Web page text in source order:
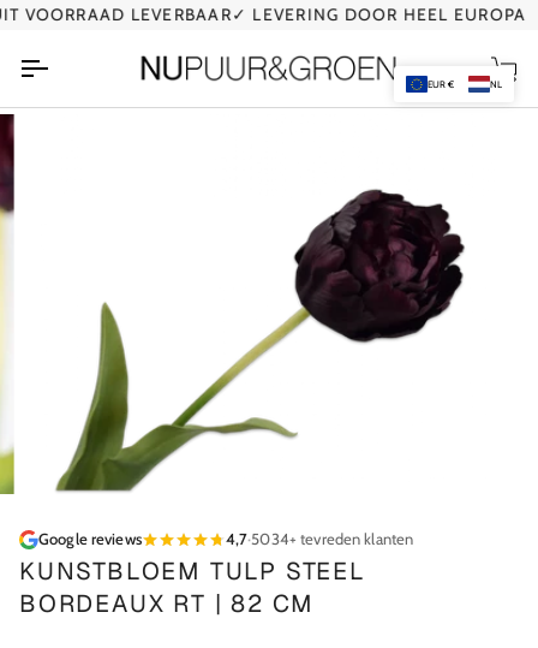
Ga
inhoud
LEVERBAAR✓ LEVERING DOOR HEEL EUROPA
Google reviews 4,7·5034+ tevreden klanten
KUNSTBLOEM TULP STEEL
BORDEAUX RT | 82 CM
EUR € NL